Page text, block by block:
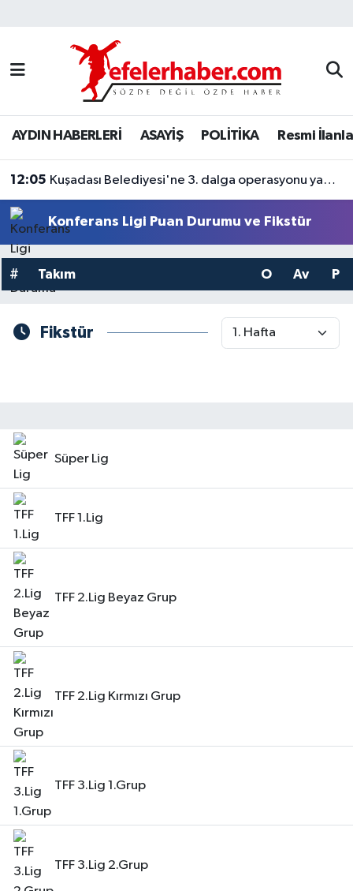
AYDIN HABERLERİ ASAYİŞ POLİTİKA Resmi
12:05 Kuşadası Belediyesi'ne 3. dalga operasyonu yapıldı
Konferans Ligi Puan Durumu ve Fikstür
# Takım O Av P
Fikstür
Süper Lig
TFF 1.Lig
TFF 2.Lig Beyaz Grup
TFF 2.Lig Kırmızı Grup
TFF 3.Lig 1.Grup
TFF 3.Lig 2.Grup
Nöbetçi Eczaneler
Hava Durumu
Aydin Namaz Vakitleri
Trafik Durumu
Süper Lig Puan Durumu ve Fikstür
Tüm Manşetler
Haber Arşivi